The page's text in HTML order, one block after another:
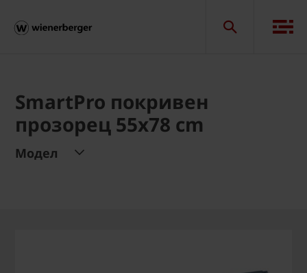
SmartPro покривен
прозорец 55x78 cm
Модел